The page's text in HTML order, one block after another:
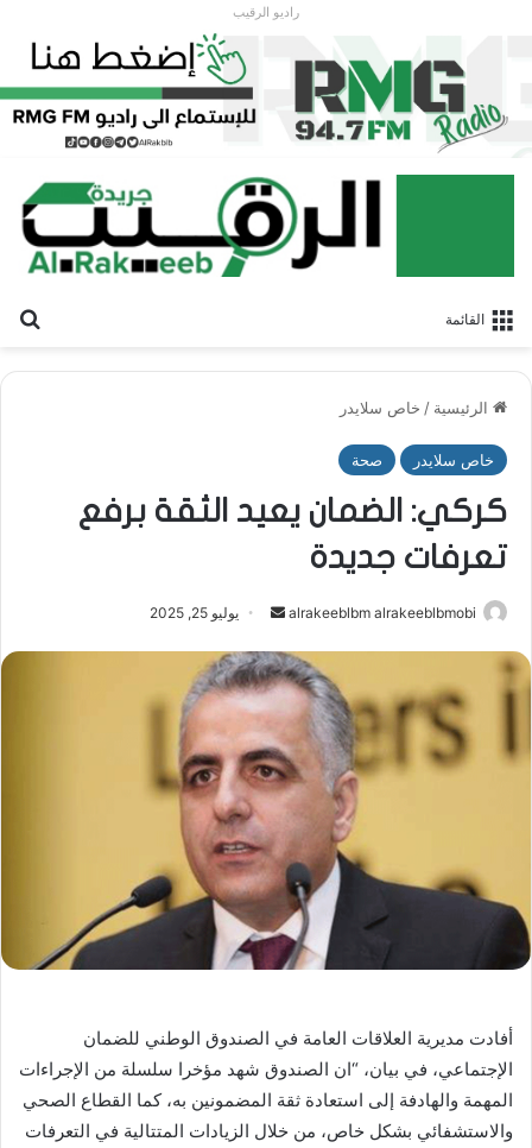
راديو الرقيب
القائمة
الرئيسية / خاص سلايدر
خاص سلايدر صحة
كركي: الضمان يعيد الثقة برفع
تعرفات جديدة
alrakeeblbm alrakeeblbmobi
أرسل
إلكترونيا
يوليو 25, 2025
أفادت مديرية العلاقات العامة في الصندوق الوطني للضمان
الإجتماعي، في بيان، “ان الصندوق شهد مؤخرا سلسلة من الإجراءات
المهمة والهادفة إلى استعادة ثقة المضمونين به، كما القطاع الصحي
والاستشفائي بشكل خاص، من خلال الزيادات المتتالية في التعرفات